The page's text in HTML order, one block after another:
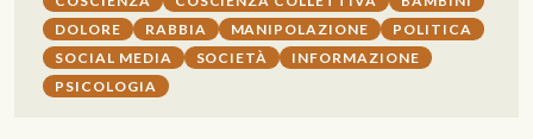
DOLORE
RABBIA MANIPOLAZIONE
POLITICA
SOCIAL MEDIA
SOCIETÀ
INFORMAZIONE
PSICOLOGIA